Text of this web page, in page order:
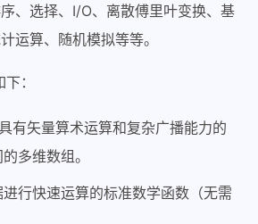
、选择、I/O、离散傅里叶变换、基
运算、随机模拟等等。
：
有矢量算术运算和复杂广播能力的
多维数组。
行快速运算的标准数学函数（无需